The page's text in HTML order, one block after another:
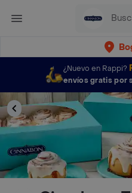
¿Nuevo en Rappi?
envíos gratis por